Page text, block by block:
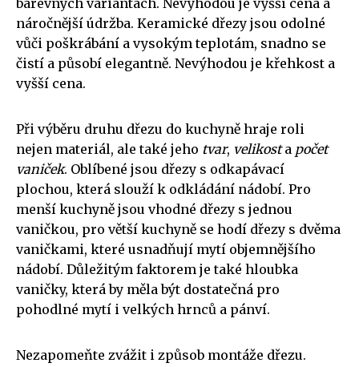
náročnější údržba. Keramické dřezy jsou odolné
vůči poškrábání a vysokým teplotám, snadno se
čistí a působí elegantně. Nevýhodou je křehkost a
vyšší cena.
Při výběru druhu dřezu do kuchyně hraje roli
nejen materiál, ale také jeho tvar, velikosta počet
vaniček. Oblíbené jsou dřezy s odkapávací
plochou, která slouží k odkládání nádobí. Pro
menší kuchyně jsou vhodné dřezy s jednou
vaničkou, pro větší kuchyně se hodí dřezy s dvěma
vaničkami, které usnadňují mytí objemnějšího
nádobí. Důležitým faktorem je také hloubka
vaničky, která by měla být dostatečná pro
pohodlné mytí i velkých hrnců a pánví.
Nezapomeňte zvážit i způsob montáže dřezu.